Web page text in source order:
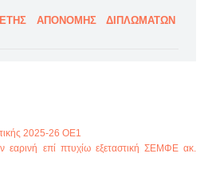
ΑΠΟΝΟΜΗΣ ΔΙΠΛΩΜΑΤΩΝ
2025-26 ΟΕ1
εαρινή επί πτυχίω εξεταστική ΣΕΜΦΕ ακ.